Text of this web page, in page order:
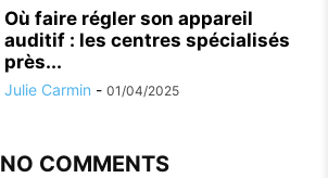
Où faire régler son appareil
auditif : les centres spécialisés
près...
Julie Carmin - 01/04/2025
NO COMMENTS